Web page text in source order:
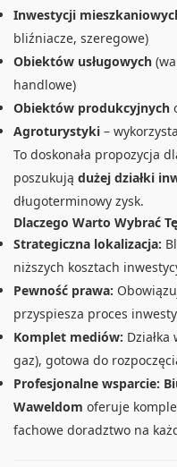
Inwestycji
bliźniacze, szeregowe)
Obiektów usługowych
handlowe)
Obiektów produkcyjnych
Agroturystyki –
To doskonała propozycja
poszukują dużej działki
długoterminowy zysk.
Dlaczego Warto Wybrać
Strategiczna lokalizacja:
niższych kosztach
Pewność prawa:
przyspiesza proces
Komplet mediów:
gaz), gotowa do
Profesjonalne wsparcie:
Waweldom oferuje
fachowe doradztwo na